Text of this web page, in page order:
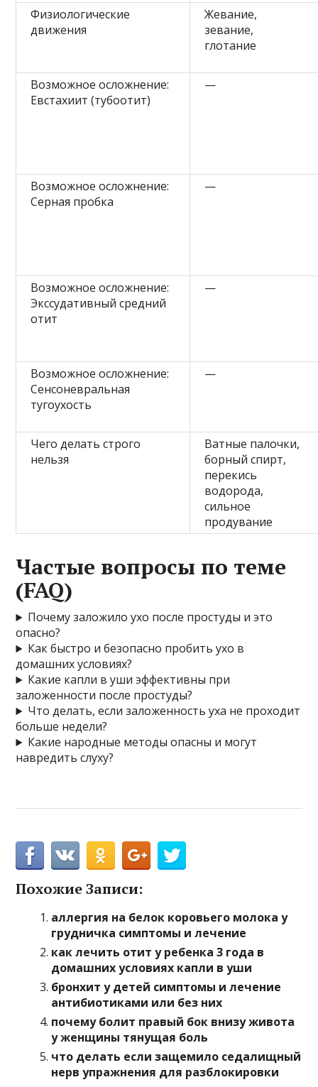
Физиологические
движения
Жевание,
зевание,
глотание
Возможное осложнение:
Евстахиит (тубоотит)
—
Возможное осложнение:
Серная пробка
—
Возможное осложнение:
Экссудативный средний
отит
—
Возможное осложнение:
Сенсоневральная
тугоухость
—
Чего делать строго
нельзя
Ватные палочки,
борный спирт,
перекись
водорода,
сильное
продувание
Частые вопросы по теме
(FAQ)
Почему заложило ухо после простуды и это
опасно?
Как быстро и безопасно пробить ухо в
домашних условиях?
Какие капли в уши эффективны при
заложенности после простуды?
Что делать, если заложенность уха не проходит
больше недели?
Какие народные методы опасны и могут
навредить слуху?
Похожие Записи:
аллергия на белок коровьего молока у
грудничка симптомы и лечение
как лечить отит у ребенка 3 года в
домашних условиях капли в уши
бронхит у детей симптомы и лечение
антибиотиками или без них
почему болит правый бок внизу живота
у женщины тянущая боль
что делать если защемило седалищный
нерв упражнения для разблокировки